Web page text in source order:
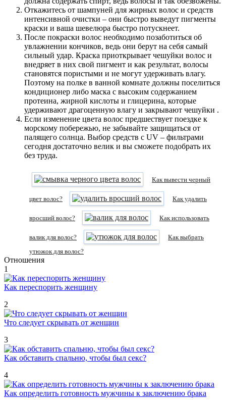
Откажитесь от шампуней для жирных волос и средств
интенсивной очистки – они быстро выведут пигменты
краски и ваша шевелюра быстро потускнеет.
После покраски волос необходимо позаботиться об
увлажнении кончиков, ведь они берут на себя самый
сильный удар. Краска приоткрывает чешуйки волос и
внедряет в них свой пигмент и как результат, волосы
становятся пористыми и не могут удерживать влагу.
Поэтому на полке в ванной комнате должны поселиться
кондиционер либо маска с высоким содержанием
протеина, жирной кислоты и глицерина, которые
удерживают драгоценную влагу и закрывают чешуйки .
Если изменение цвета волос предшествует поездке к
морскому побережью, не забывайте защищаться от
палящего солнца. Выбор средств с UV – фильтрами
сегодня достаточно велик и вы сможете подобрать их
без труда.
Как вывести черный
цвет волос? Как удалить
вросший волос? Как использовать
валик для волос?
Как выбрать
утюжок для волос?
Отношения
1
Как переспорить женщину
2
Что следует скрывать от женщин
3
Как обставить спальню, чтобы был секс?
4
Как определить готовность мужчины к заключению брака